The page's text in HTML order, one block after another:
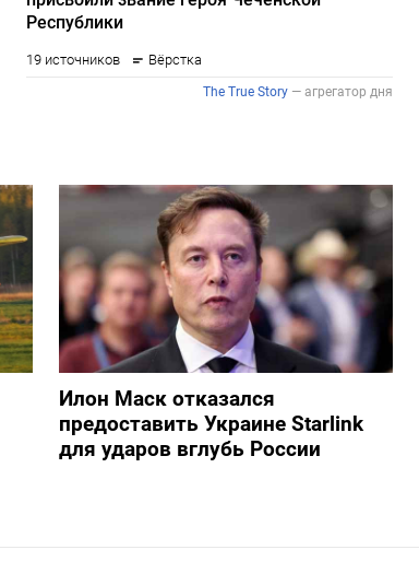
Илон Маск отказался
предоставить Украине Starlink
для ударов вглубь России